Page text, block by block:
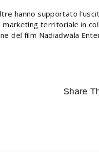
hanno supportato
territoriale in
del film Nadiadwala
Share